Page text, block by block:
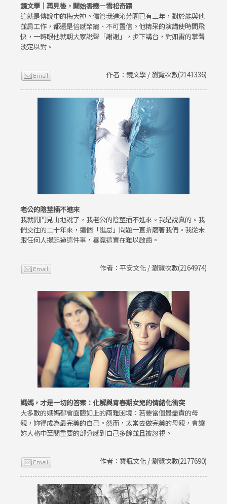
鏡文學｜再見後，開始香戀－雪松奇蹟
這就是傳說中的梅大神。儘管我進沁芳園已有三年，對於能與他
並肩工作，都還是倍感榮寵、不可置信。他精采的演講使時間飛
快，一轉眼他就朝大家說聲「謝謝」，步下講台，對如雷的掌聲
淡定以對。
作者：鏡文學 / 瀏覽次數(2141336)
老公的陰莖插不進來
我就開門見山地說了，我老公的陰莖插不進來。我是說真的。我
們交往的二十年來，這個「進忌」問題一直折磨著我們。我從未
跟任何人提起過這件事，畢竟這實在難以啟齒。
作者：平安文化 / 瀏覽次數(2164974)
媽媽，才是一切的答案：化解與青春期女兒的情緒化衝突
大多數的媽媽都會面臨如此的兩難困境：若要當個最盡責的母
親，妳得成為最完美的自己。然而，太常去做完美的母親，會讓
妳人格中至關重要的部分感到自己多餘並且被忽視。
作者：寶瓶文化 / 瀏覽次數(2177690)